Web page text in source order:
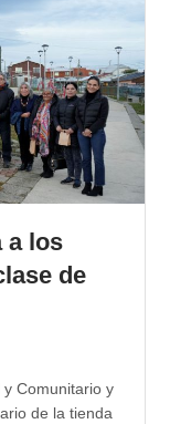
a los
de
Comunitario y
de la tienda